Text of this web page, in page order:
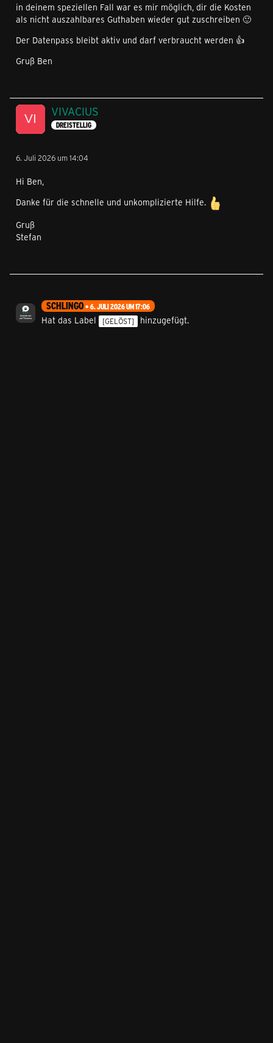
in deinem speziellen Fall war es mir möglich, dir die Kosten
als nicht auszahlbares Guthaben wieder gut zuschreiben 🙂
Der Datenpass bleibt aktiv und darf verbraucht werden 👍
Gruß Ben
VIVACIUS
DREISTELLIG
6. Juli 2026 um 14:04
Hi Ben,
Danke für die schnelle und unkomplizierte Hilfe.
Gruß
Stefan
SCHLINGO 6. JULI 2026 UM 17:06
Hat das Label [GELÖST] hinzugefügt.